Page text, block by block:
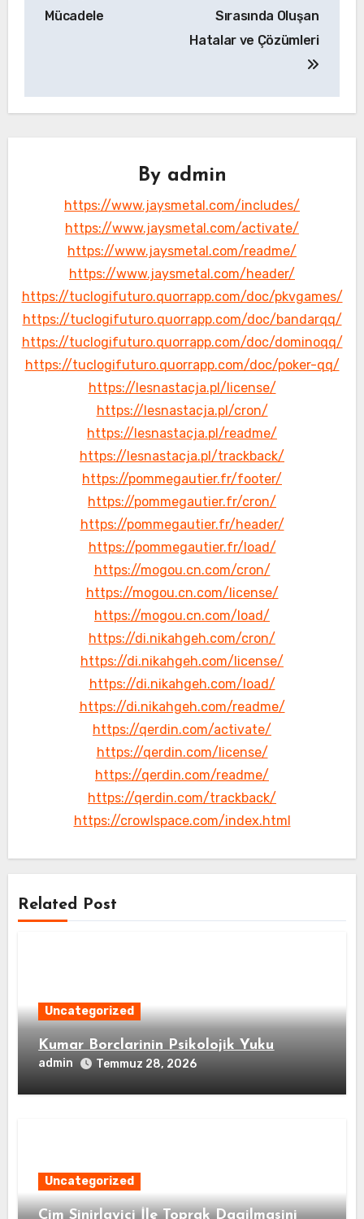
Mücadele
Sırasında Oluşan
Hatalar ve Çözümleri
By admin
https://www.jaysmetal.com/includes/
https://www.jaysmetal.com/activate/
https://www.jaysmetal.com/readme/
https://www.jaysmetal.com/header/
https://tuclogifuturo.quorrapp.com/doc/pkvgames/
https://tuclogifuturo.quorrapp.com/doc/bandarqq/
https://tuclogifuturo.quorrapp.com/doc/dominoqq/
https://tuclogifuturo.quorrapp.com/doc/poker-qq/
https://lesnastacja.pl/license/
https://lesnastacja.pl/cron/
https://lesnastacja.pl/readme/
https://lesnastacja.pl/trackback/
https://pommegautier.fr/footer/
https://pommegautier.fr/cron/
https://pommegautier.fr/header/
https://pommegautier.fr/load/
https://mogou.cn.com/cron/
https://mogou.cn.com/license/
https://mogou.cn.com/load/
https://di.nikahgeh.com/cron/
https://di.nikahgeh.com/license/
https://di.nikahgeh.com/load/
https://di.nikahgeh.com/readme/
https://qerdin.com/activate/
https://qerdin.com/license/
https://qerdin.com/readme/
https://qerdin.com/trackback/
https://crowlspace.com/index.html
Related Post
Uncategorized
Kumar Borclarinin Psikolojik Yuku
admin Temmuz 28, 2026
Uncategorized
Cim Sinirlayici İle Toprak Dagilmasini